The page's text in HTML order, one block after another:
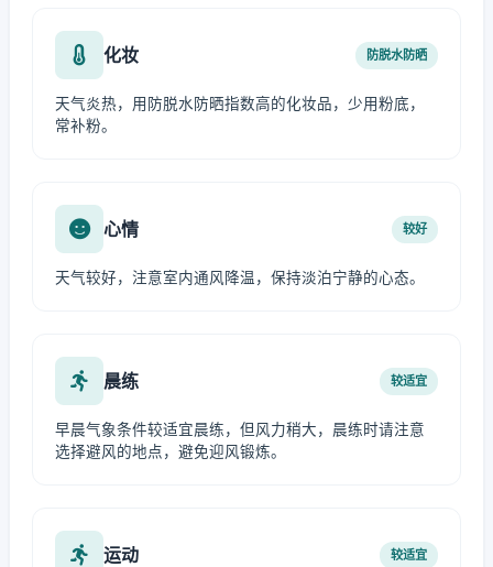
化妆 防脱水防晒
天气炎热，用防脱水防晒指数高的化妆品，少用粉底，
常补粉。
心情 较好
天气较好，注意室内通风降温，保持淡泊宁静的心态。
晨练 较适宜
早晨气象条件较适宜晨练，但风力稍大，晨练时请注意
选择避风的地点，避免迎风锻炼。
运动 较适宜